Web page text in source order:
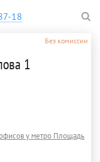
18
Без комиссии
1
у метро Площадь